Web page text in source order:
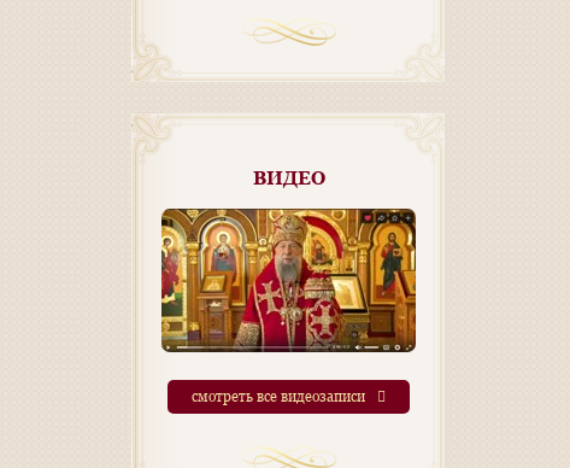
ВИДЕО
смотреть все видеозаписи